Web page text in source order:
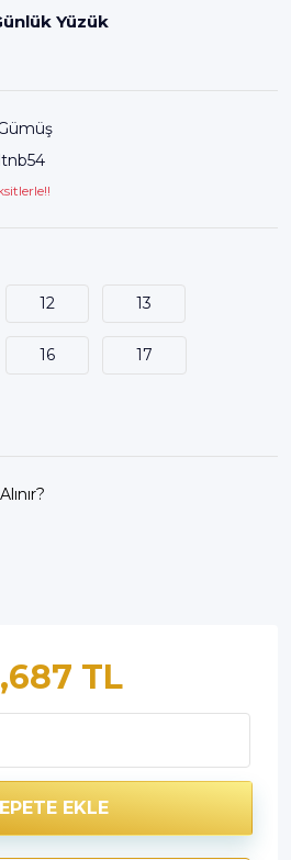
Yüzük
12 13
16 17
TL
EKLE